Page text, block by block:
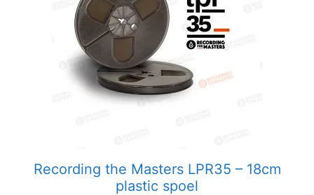
Recording the Masters LPR35 – 18cm
plastic spoel